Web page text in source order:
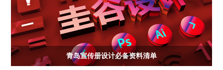
青岛宣传册设计必备资料清单